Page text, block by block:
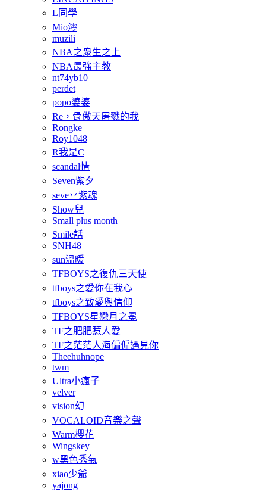
L同學
Mio澪
muzili
NBA之衆生之上
NBA最強主教
nt74yb10
perdet
popo婆婆
Re，骨傲天屠戮的我
Rongke
Roy1048
R我是C
scandal情
Seven紫夕
seve丷紫魂
Show兒
Small plus month
Smile話
SNH48
sun溫暖
TFBOYS之復仇三天使
tfboys之愛你在我心
tfboys之致愛與信仰
TFBOYS星戀月之冕
TF之肥肥惹人愛
TF之茫茫人海偏偏遇見你
Theehuhnope
twm
Ultra小瘋子
velver
vision幻
VOCALOID音樂之聲
Warm櫻花
Wingskey
w黑色秀氣
xiao少爺
yajong